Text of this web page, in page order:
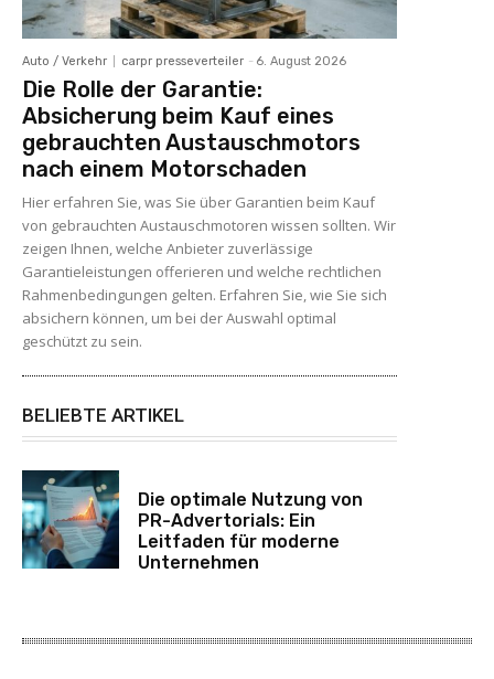
Auto / Verkehr carpr presseverteiler - 6. August 2026
Die Rolle der Garantie:
Absicherung beim Kauf eines
gebrauchten Austauschmotors
nach einem Motorschaden
Hier erfahren Sie, was Sie über Garantien beim Kauf
von gebrauchten Austauschmotoren wissen sollten. Wir
zeigen Ihnen, welche Anbieter zuverlässige
Garantieleistungen offerieren und welche rechtlichen
Rahmenbedingungen gelten. Erfahren Sie, wie Sie sich
absichern können, um bei der Auswahl optimal
geschützt zu sein.
BELIEBTE ARTIKEL
Die optimale Nutzung von
PR-Advertorials: Ein
Leitfaden für moderne
Unternehmen